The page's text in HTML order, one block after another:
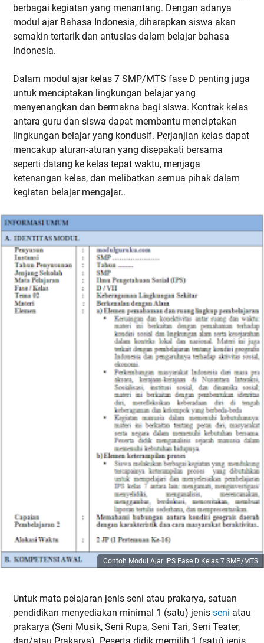
berbagai kegiatan yang menantang. Dengan adanya
modul ajar Bahasa Indonesia, diharapkan siswa akan
semakin tertarik dan antusias dalam belajar bahasa
Indonesia.
Dalam modul ajar kelas 7 SMP/MTS fase D penting juga
untuk menciptakan lingkungan belajar yang
menyenangkan dan bermakna bagi siswa. Kontrak kelas
antara guru dan siswa dapat membantu menciptakan
lingkungan belajar yang kondusif. Perjanjian kelas dapat
mencakup aturan-aturan yang disepakati bersama
seperti datang ke kelas tepat waktu, menjaga
ketenangan kelas, dan melibatkan semua pihak dalam
kegiatan belajar mengajar..
Contoh Modul Ajar IPS Fase D Kelas 7 SMP/MTS
Untuk mata pelajaran jenis seni atau prakarya, satuan
pendidikan menyediakan minimal 1 (satu) jenis seni atau
prakarya (Seni Musik, Seni Rupa, Seni Tari, Seni Teater,